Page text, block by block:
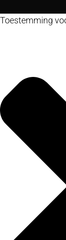
Toestemming